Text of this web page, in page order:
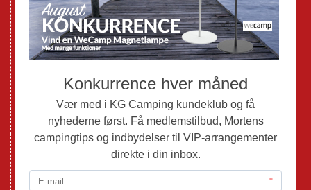
Brugte Campingvogne
Brugte Autocampere og Vans
Webshop
Mortens Campingtips
KG Camping Kundeklub
Nyheder
Adria
Adria Autocampere